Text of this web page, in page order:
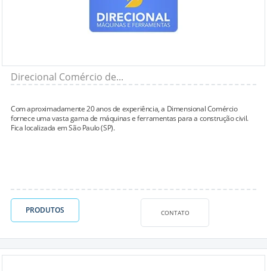
Direcional Comércio de...
Com aproximadamente 20 anos de experiência, a Dimensional Comércio
fornece uma vasta gama de máquinas e ferramentas para a construção civil.
Fica localizada em São Paulo (SP).
PRODUTOS CONTATO